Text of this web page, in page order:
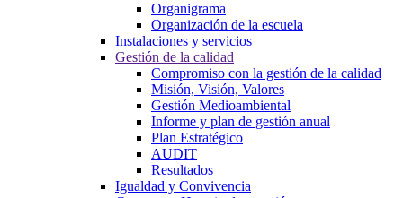
Organigrama
Organización de la escuela
Instalaciones y servicios
Gestión de la calidad
Compromiso con la gestión de la calidad
Misión, Visión, Valores
Gestión Medioambiental
Informe y plan de gestión anual
Plan Estratégico
AUDIT
Resultados
Igualdad y Convivencia